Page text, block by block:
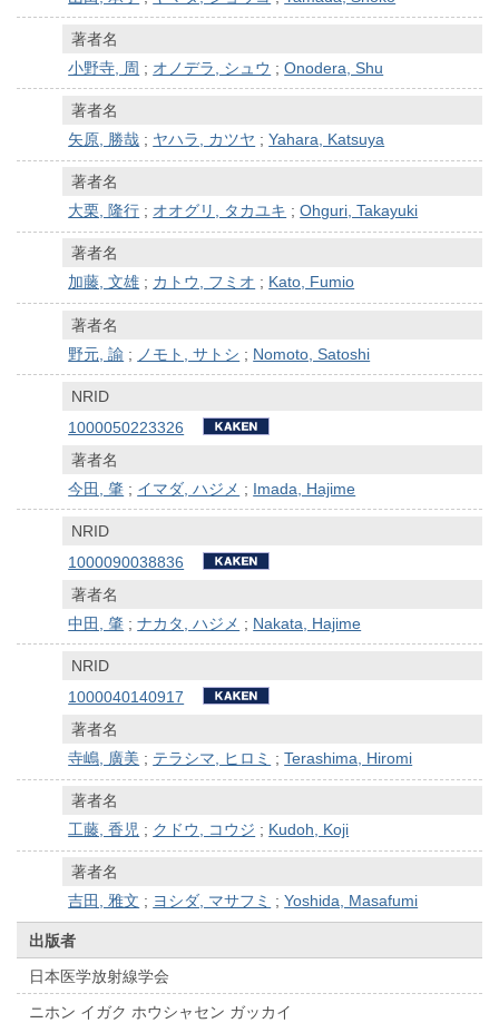
著者名
小野寺, 周 ; オノデラ, シュウ ;Onodera, Shu
著者名
矢原, 勝哉 ; ヤハラ, カツヤ ;Yahara, Katsuya
著者名
大栗, 隆行 ; オオグリ, タカユキ ;Ohguri, Takayuki
著者名
加藤, 文雄 ; カトウ, フミオ ; Kato, Fumio
著者名
野元, 諭 ; ノモト, サトシ ; Nomoto, Satoshi
NRID
1000050223326
著者名
今田, 肇 ; イマダ, ハジメ ; Imada, Hajime
NRID
1000090038836
著者名
中田, 肇 ;ナカタ, ハジメ ; Nakata, Hajime
NRID
1000040140917
著者名
寺嶋, 廣美 ; テラシマ, ヒロミ ;Terashima, Hiromi
著者名
工藤, 香児 ; クドウ, コウジ ; Kudoh, Koji
著者名
吉田, 雅文 ; ヨシダ, マサフミ ;Yoshida, Masafumi
出版者
日本医学放射線学会
ニホン イガク ホウシャセン ガッカイ